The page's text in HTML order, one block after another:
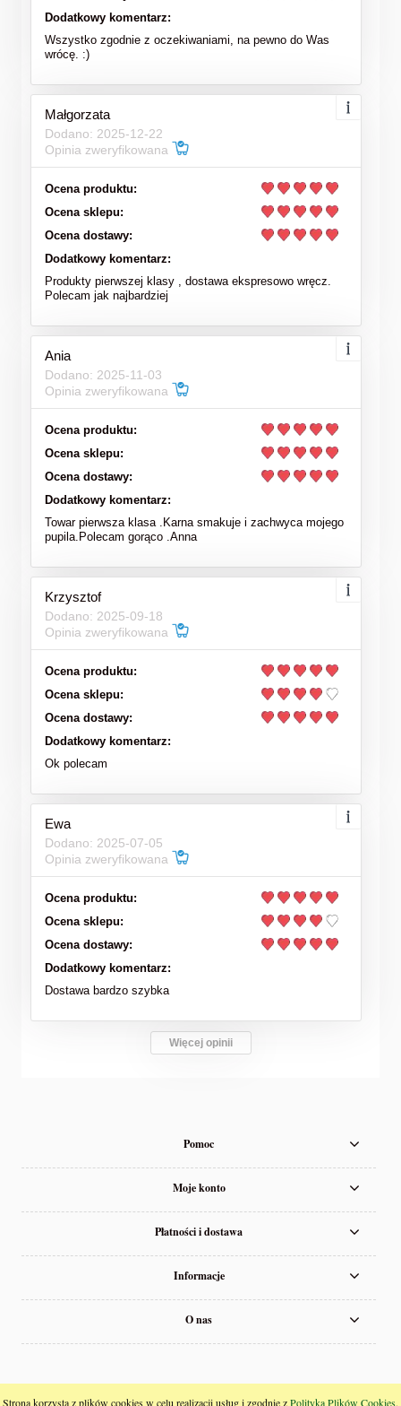
Strona korzysta z plików cookies w celu realizacji usług i zgodnie zPolityką Plików Cookies.
Dodatkowy komentarz:
Wszystko zgodnie z oczekiwaniami, na pewno do Was
wrócę. :)
Małgorzata
Dodano: 2025-12-22
Opinia zweryfikowana
Ocena produktu:
Ocena sklepu:
Ocena dostawy:
Dodatkowy komentarz:
Produkty pierwszej klasy , dostawa ekspresowo wręcz.
Polecam jak najbardziej
Ania
Dodano: 2025-11-03
Opinia zweryfikowana
Ocena produktu:
Ocena sklepu:
Ocena dostawy:
Dodatkowy komentarz:
Towar pierwsza klasa .Karna smakuje i zachwyca mojego
pupila.Polecam gorąco .Anna
Krzysztof
Dodano: 2025-09-18
Opinia zweryfikowana
Ocena produktu:
Ocena sklepu:
Ocena dostawy:
Dodatkowy komentarz:
Ok polecam
Ewa
Dodano: 2025-07-05
Opinia zweryfikowana
Ocena produktu:
Ocena sklepu:
Ocena dostawy:
Dodatkowy komentarz:
Dostawa bardzo szybka
Więcej opinii
Pomoc
Moje konto
Płatności i dostawa
Informacje
O nas
pokaż pełną wersję strony